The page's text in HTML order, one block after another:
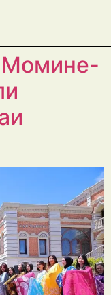
Момине-